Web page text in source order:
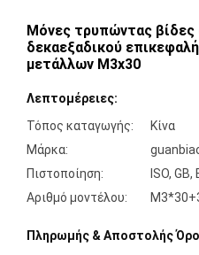
Μόνες τρυπώντας βίδες
δεκαεξαδικού
μετάλλων M3x30
Λεπτομέρειες:
Τόπος καταγωγής:
Κίνα
Μάρκα:
Πιστοποίηση:
ISO, GB,
Αριθμό μοντέλου:
Πληρωμής & Αποστολής